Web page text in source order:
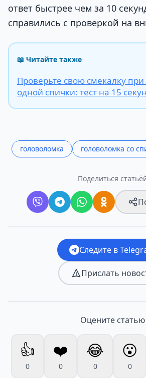
ответ быстрее чем за 10
справились с проверкой на
📖 Читайте также
Проверьте свою смекалку
одной спички: тест на 15
головоломка головоломка со
Поделиться
Следите в
Прислать
Оцените статью
👍
0
❤️
0
😂
0
😮
0